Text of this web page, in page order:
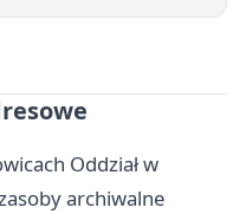
Oddział w
archiwalne